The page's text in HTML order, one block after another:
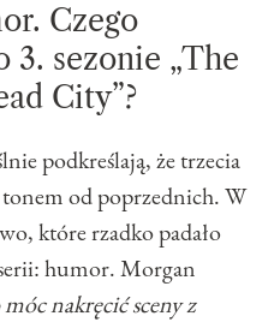
Czego
3. sezonie „The
City”?
podkreślają, że trzecia
od poprzednich. W
które rzadko padało
humor. Morgan
móc nakręcić sceny z